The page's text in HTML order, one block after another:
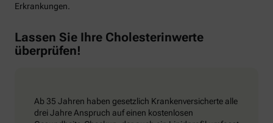
Erkrankungen.
Lassen Sie Ihre Cholesterinwerte
überprüfen!
Ab 35 Jahren haben gesetzlich Krankenversicherte alle
drei Jahre Anspruch auf einen kostenlosen